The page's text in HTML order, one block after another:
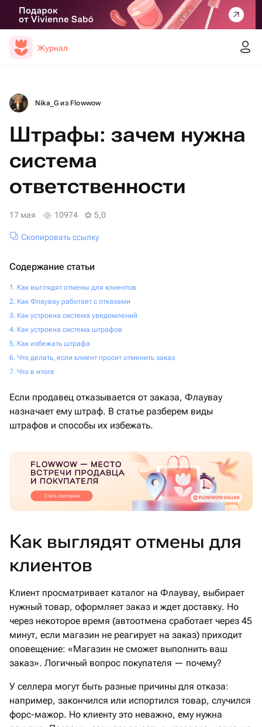
Журнал
Nika_G из Flowwow
Штрафы: зачем нужна
система
ответственности
17 мая 10974 5,0
Скопировать ссылку
Содержание статьи
Как выглядят отмены для клиентов
Как Флаувау работает с отказами
Как устроена система уведомлений
Как устроена система штрафов
Как избежать штрафа
Что делать, если клиент просит отменить заказ
Что в итоге
Если продавец отказывается от заказа, Флаувау
назначает ему штраф. В статье разберем виды
штрафов и способы их избежать.
Как выглядят отмены для
клиентов
Клиент просматривает каталог на Флаувау, выбирает
нужный товар, оформляет заказ и ждет доставку. Но
через некоторое время (автоотмена сработает через 45
минут, если магазин не реагирует на заказ) приходит
оповещение: «Магазин не сможет выполнить ваш
заказ». Логичный вопрос покупателя — почему?
У селлера могут быть разные причины для отказа:
например, закончился или испортился товар, случился
форс-мажор. Но клиенту это неважно, ему нужна